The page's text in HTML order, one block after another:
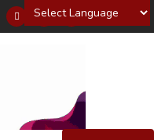
Powered by